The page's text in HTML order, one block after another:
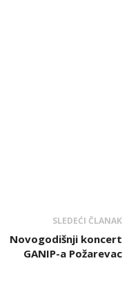
SLEDEĆI ČLANAK
Novogodišnji koncert
GANIP-a Požarevac